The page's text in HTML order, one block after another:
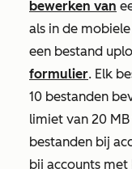
bewerken van
als in de
een bestand
formulier. Elk
10 bestanden
limiet van 20
bestanden bij
bij accounts